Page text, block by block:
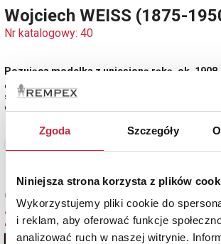
Zgoda Szczegóły
Niniejsza strona korzysta z plików
Wykorzystujemy pliki cookie do
i reklam, aby oferować funkcje
analizować ruch w naszej witrynie.
Wojciech WEISS (1875-
Nr katalogowy: 40
Pozująca modelka z uniesioną ręką, ok. 1908
ołówek, papier; 22,5 x 31,5 cm;
sygn. p d.: WW (ołówkiem)
estymacja: 2 700 - 3 600 zł
Cena oferowana
2 800 zł